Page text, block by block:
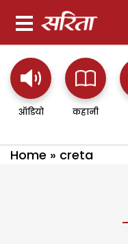
ऑडियो कहानी
Home » creta